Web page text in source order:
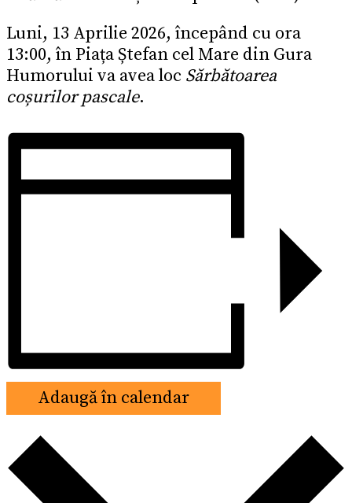
Luni, 13 Aprilie 2026, începând cu ora
13:00, în Piața Ștefan cel Mare din Gura
Humorului va avea loc Sărbătoarea
coșurilor pascale.
Adaugă în calendar